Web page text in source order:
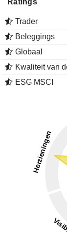
Ratings
Trader
Beleggings
Globaal
Kwaliteit van
ESG MSCI